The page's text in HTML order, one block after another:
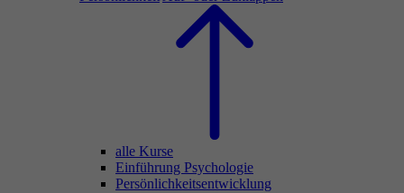
alle Kurse
Einführung Psychologie
Persönlichkeitsentwicklung